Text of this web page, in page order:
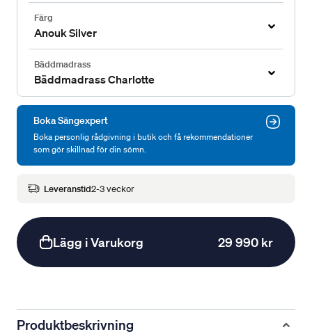
Färg
Anouk Silver
Bäddmadrass
Bäddmadrass Charlotte
Boka Sängexpert
Boka personlig rådgivning i butik och få rekommendationer
som gör skillnad för din sömn.
Leveranstid2-3 veckor
Lägg i Varukorg 29 990 kr
Produktbeskrivning